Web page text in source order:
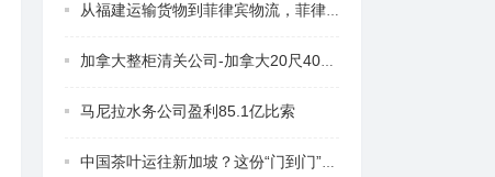
从福建运输货物到菲律宾物流，菲律宾海运空
加拿大整柜清关公司-加拿大20尺40尺整柜集
马尼拉水务公司盈利85.1亿比索
中国茶叶运往新加坡？这份“门到门”物流指